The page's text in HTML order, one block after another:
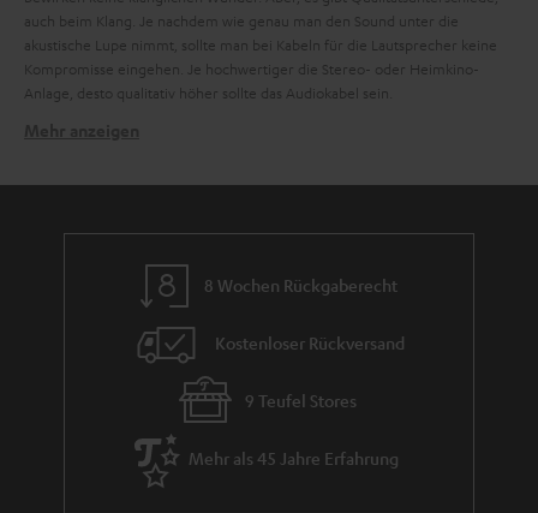
auch beim Klang. Je nachdem wie genau man den Sound unter die
akustische Lupe nimmt, sollte man bei Kabeln für die Lautsprecher keine
Kompromisse eingehen. Je hochwertiger die Stereo- oder Heimkino-
Anlage, desto qualitativ höher sollte das Audiokabel sein.
Die PVC-Hülle, die die Kabel umschließt, ist bei den stärkeren Kabeln Weiß
und bei der 2 x 1,0 mm² Variante Schwarz gewählt worden. Die Polung ist
entsprechend auf den Kabeln markiert. Zusätzlich haben wir auch
transparente Kabel oder Flachkabel im Angebot.
Teufel bietet u.a. diese Kabeldurchmesser an:
8 Wochen Rückgaberecht
Kostenloser Rückversand
9 Teufel Stores
Mehr als 45 Jahre Erfahrung